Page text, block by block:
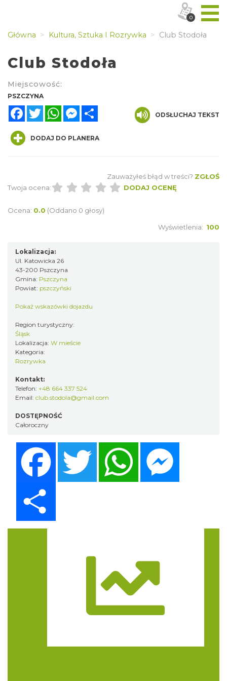
Główna Kultura, Sztuka I Rozrywka Club Stodoła
Club Stodoła
Miejscowość:
PSZCZYNA
FacebookTwitterWhatsAppMessenger
ODSŁUCHAJ TEKST
DODAJ DO PLANERA
Zauważyłeś błąd w treści? ZGŁOŚ
Twoja ocena:
DODAJ OCENĘ
Ocena: 0.0 (Oddano 0 głosy)
Wyświetlenia: 100
Lokalizacja:
Ul. Katowicka 26
43-200 Pszczyna
Gmina: Pszczyna
Powiat: pszczyński
Pokaż wskazówki dojazdu
Region turystyczny:
Śląsk
Lokalizacja: W mieście
Kategoria:
Rozrywka
Kontakt:
Telefon: +48 664 337 524
Email: club.stodola@gmail.com
DOSTĘPNOŚĆ
Całoroczny
Twitter WhatsApp
0